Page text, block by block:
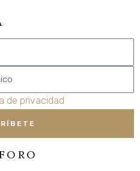
de privacidad